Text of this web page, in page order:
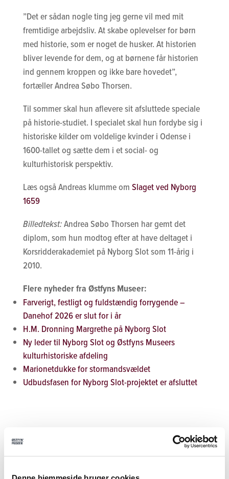
”Det er sådan nogle ting jeg gerne vil med mit
fremtidige arbejdsliv. At skabe oplevelser for børn
med historie, som er noget de husker. At historien
bliver levende for dem, og at børnene får historien
ind gennem kroppen og ikke bare hovedet”,
fortæller Andrea Søbo Thorsen.
Til sommer skal hun aflevere sit afsluttede speciale
på historie-studiet. I specialet skal hun fordybe sig i
historiske kilder om voldelige kvinder i Odense i
1600-tallet og sætte dem i et social- og
kulturhistorisk perspektiv.
Læs også Andreas klumme om Slaget ved Nyborg
1659
Billedtekst:Andrea Søbo Thorsen har gemt det
diplom, som hun modtog efter at have deltaget i
Korsridderakademiet på Nyborg Slot som 11-årig i
2010.
Flere nyheder fra Østfyns Museer:
Farverigt, festligt og fuldstændig forrygende –
Danehof 2026 er slut for i år
H.M. Dronning Margrethe på Nyborg Slot
Ny leder til Nyborg Slot og Østfyns Museers
kulturhistoriske afdeling
Marionetdukke for stormandsvældet
Udbudsfasen for Nyborg Slot-projektet er afsluttet